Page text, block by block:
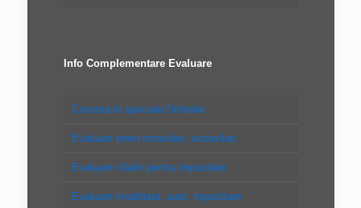
Info Complementare Evaluare
Constructii speciale Definitie
Evaluare teren intravilan, extravilan
Evaluare clădiri pentru impozitare
Evaluare imobiliara, auto, impozitare